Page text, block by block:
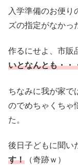
入学準備のお便り
ズの指定がなかっ
作るにせよ、市販
いとなんとも・・
ちなみに我が家で
のでめちゃくちゃ
た。
後日子どもに聞い
す！ （奇跡ｗ）